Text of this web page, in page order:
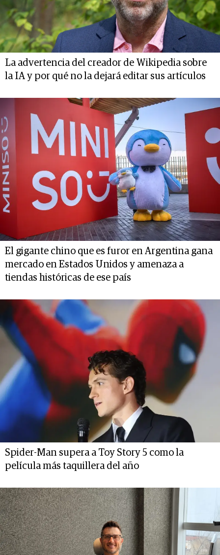
La advertencia del creador de Wikipedia sobre
la IA y por qué no la dejará editar sus artículos
El gigante chino que es furor en Argentina gana
mercado en Estados Unidos y amenaza a
tiendas históricas de ese país
Spider-Man supera a Toy Story 5 como la
película más taquillera del año